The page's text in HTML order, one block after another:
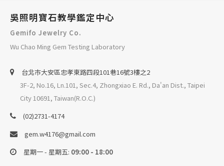
吳照明寶石教學鑑定中心
Gemifo Jewelry Co.
Wu Chao Ming Gem Testing Laboratory
台北巿大安區忠孝東路四段101巷16號3樓之2
3F-2, No.16, Ln.101, Sec.4, Zhongxiao E. Rd., Da'an Dist., Taipei
City 10691, Taiwan(R.O.C.)
(02)2731-4174
gem.w4176@gmail.com
星期一 - 星期五: 09:00 - 18:00